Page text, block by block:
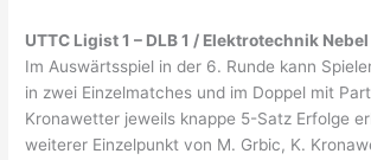
UTTC Ligist 1 – DLB 1 / Elektrotechnik
Im Auswärtsspiel in der 6. Runde kann
in zwei Einzelmatches und im Doppel mit
Kronawetter jeweils knappe 5-Satz Erfolge
weiterer Einzelpunkt von M. Grbic, K.